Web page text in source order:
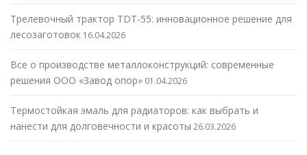
Трелевочный трактор TDT-55: инновационное решение для
лесозаготовок 16.04.2026
Все о производстве металлоконструкций: современные
решения ООО «Завод опор» 01.04.2026
Термостойкая эмаль для радиаторов: как выбрать и
нанести для долговечности и красоты 26.03.2026